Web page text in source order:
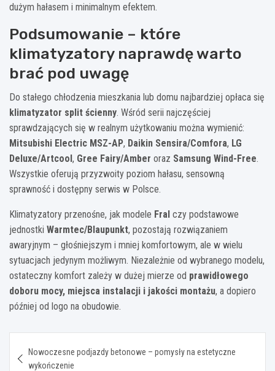
dużym hałasem i minimalnym efektem.
Podsumowanie – które
klimatyzatory naprawdę warto
brać pod uwagę
Do stałego chłodzenia mieszkania lub domu najbardziej opłaca się
klimatyzator split ścienny. Wśród serii najczęściej
sprawdzających się w realnym użytkowaniu można wymienić:
Mitsubishi Electric MSZ-AP, Daikin Sensira/Comfora, LG
Deluxe/Artcool, Gree Fairy/Amber oraz Samsung Wind-Free.
Wszystkie oferują przyzwoity poziom hałasu, sensowną
sprawność i dostępny serwis w Polsce.
Klimatyzatory przenośne, jak modele Fral czy podstawowe
jednostki Warmtec/Blaupunkt, pozostają rozwiązaniem
awaryjnym – głośniejszym i mniej komfortowym, ale w wielu
sytuacjach jedynym możliwym. Niezależnie od wybranego modelu,
ostateczny komfort zależy w dużej mierze od prawidłowego
doboru mocy, miejsca instalacji i jakości montażu, a dopiero
później od logo na obudowie.
wpisu
Nowoczesne podjazdy betonowe – pomysły na estetyczne
wykończenie